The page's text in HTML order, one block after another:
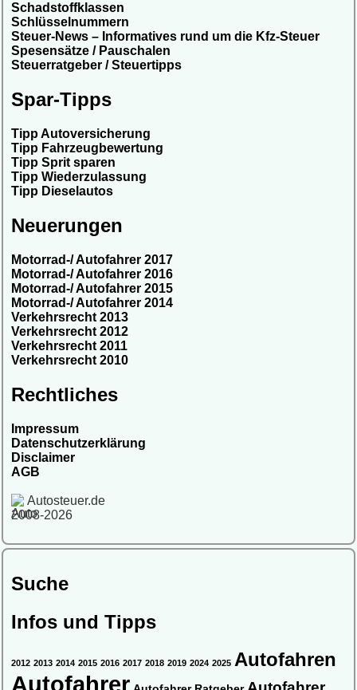
Schadstoffklassen
Schlüsselnummern
Steuer-News – Informatives rund um die Kfz-Steuer
Spesensätze / Pauschalen
Steuerratgeber / Steuertipps
Spar-Tipps
Tipp Autoversicherung
Tipp Fahrzeugbewertung
Tipp Sprit sparen
Tipp Wiederzulassung
Tipp Dieselautos
Neuerungen
Motorrad-/ Autofahrer 2017
Motorrad-/ Autofahrer 2016
Motorrad-/ Autofahrer 2015
Motorrad-/ Autofahrer 2014
Verkehrsrecht 2013
Verkehrsrecht 2012
Verkehrsrecht 2011
Verkehrsrecht 2010
Rechtliches
Impressum
Datenschutzerklärung
Disclaimer
AGB
Autosteuer.de
2008-2026
Suche
Infos und Tipps
2012 2013 2014 2015 2016 2017 2018 2019 2024 2025 Autofahren
Autofahrer